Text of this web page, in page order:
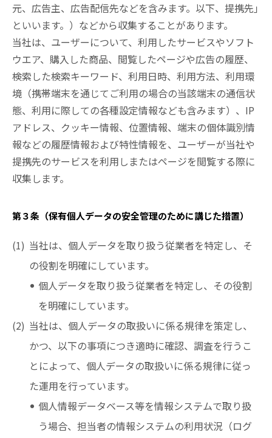
元、広告主、広告配信先などを含みます。以下、提携先｣
といいます。）などから収集することがあります。
当社は、ユーザーについて、利用したサービスやソフト
ウエア、購入した商品、閲覧したページや広告の履歴、
検索した検索キーワード、利用日時、利用方法、利用環
境（携帯端末を通じてご利用の場合の当該端末の通信状
態、利用に際しての各種設定情報なども含みます）、IP
アドレス、クッキー情報、位置情報、端末の個体識別情
報などの履歴情報および特性情報を、ユーザーが当社や
提携先のサービスを利用しまたはページを閲覧する際に
収集します。
第３条（保有個人データの安全管理のために講じた措置）
当社は、個人データを取り扱う従業者を特定し、そ
の役割を明確にしています。
個人データを取り扱う従業者を特定し、その役割
を明確にしています。
当社は、個人データの取扱いに係る規律を策定し、
かつ、以下の事項につき適時に確認、調査を行うこ
とによって、個人データの取扱いに係る規律に従っ
た運用を行っています。
個人情報データベース等を情報システムで取り扱
う場合、担当者の情報システムの利用状況（ログ